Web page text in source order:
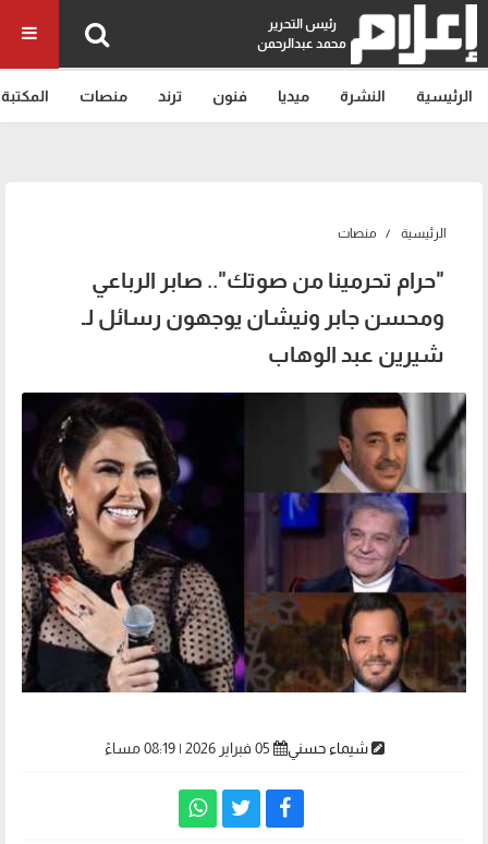
رئيس التحرير
محمد عبدالرحمن
الرئيسية النشرة ميديا فنون ترند منصات المكتبة
الرئيسية منصات
"حرام تحرمينا من صوتك".. صابر الرباعي
ومحسن جابر ونيشان يوجهون رسائل لـ
شيرين عبد الوهاب
شيماء حسني